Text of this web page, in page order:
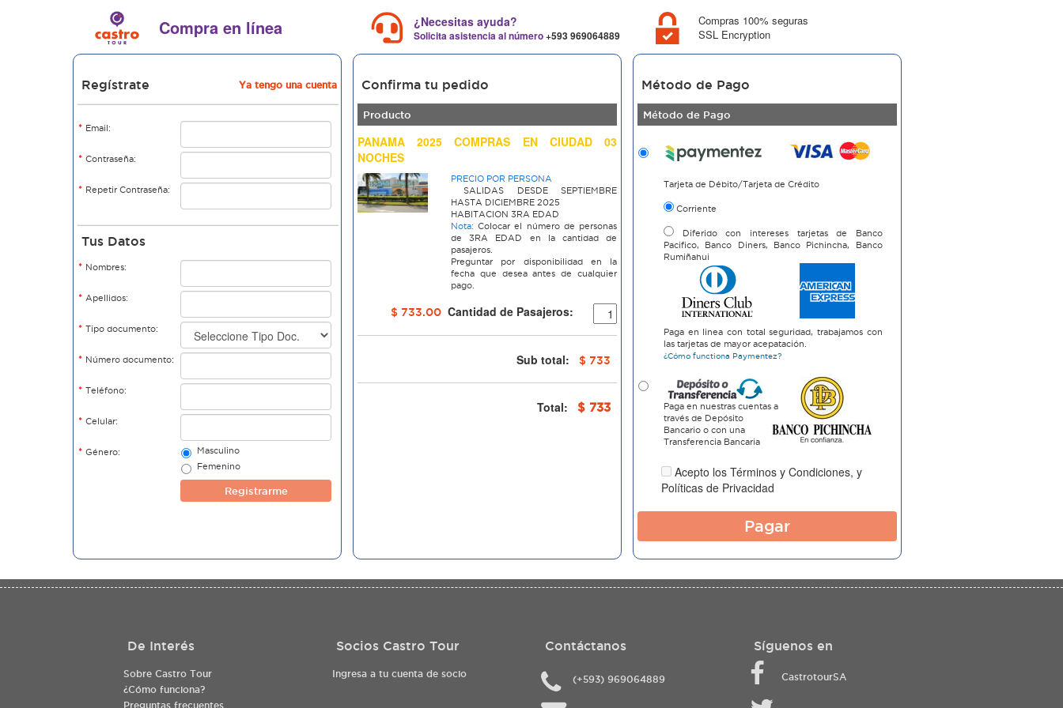
Compra en línea ¿Necesitas ayuda?
Solicita asistencia al número+593 969064889
Compras 100% seguras
SSL Encryption
Regístrate Ya tengo una cuenta
* Email:
* Contraseña:
* Repetir Contraseña:
Tus Datos
* Nombres:
* Apellidos:
* Tipo documento:
* Número documento:
* Teléfono:
* Celular:
* Género:
Masculino
Femenino
Registrarme
Confirma tu pedido
Producto
PANAMA 2025 COMPRAS EN CIUDAD 03
NOCHES
PRECIO POR PERSONA
SALIDAS DESDE SEPTIEMBRE
HASTA DICIEMBRE 2025
HABITACION 3RA EDAD
Nota: Colocar el número de personas
de 3RA EDAD en la cantidad de
pasajeros.
Preguntar por disponibilidad en la
fecha que desea antes de cualquier
pago.
$ 733.00 Cantidad de Pasajeros:
Sub total: $ 733
Total: $ 733
Método de Pago
Método de Pago
Tarjeta de Débito/Tarjeta de Crédito
Corriente
Diferido con intereses tarjetas de Banco
Pacifico, Banco Diners, Banco Pichincha, Banco
Rumiñahui
Paga en linea con total seguridad, trabajamos con
las tarjetas de mayor acepatación.
¿Cómo functiona Paymentez?
Paga en nuestras cuentas a
través de Depósito
Bancario o con una
Transferencia Bancaria
Acepto los Términos y Condiciones, y
Políticas de Privacidad
Pagar
De Interés
Sobre Castro Tour
¿Cómo funciona?
Preguntas frecuentes
Socios Castro Tour
Ingresa a tu cuenta de socio
Contáctanos
(+593) 969064889
Síguenos en
CastrotourSA